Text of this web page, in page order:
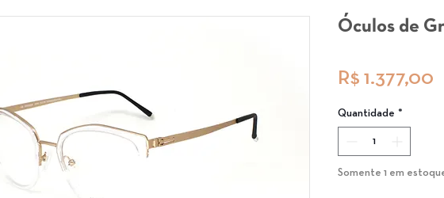
Óculos de
R$ 1.377,00
Quantidade *
Somente 1 em